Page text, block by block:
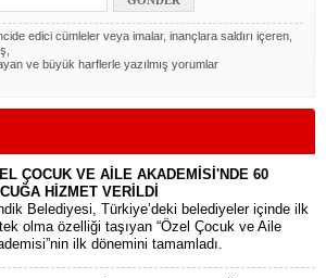
edici cümleler veya imalar, inançlara saldırı içeren,
ve büyük harflerle yazılmış yorumlar
ÇOCUK VE AİLE AKADEMİSİ'NDE 60
HİZMET VERİLDİ
Belediyesi, Türkiye’deki belediyeler içinde ilk
olma özelliği taşıyan “Özel Çocuk ve Aile
ilk dönemini tamamladı.